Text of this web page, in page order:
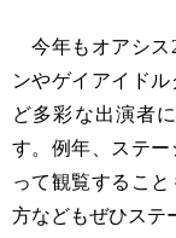
今年もオアシス
ンやゲイアイド
ど多彩な出演者
す。例年、ステ
って観覧するこ
方などもぜひステ